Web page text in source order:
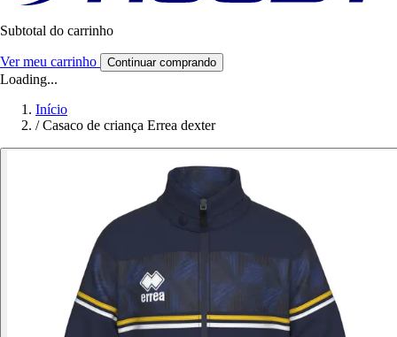
Subtotal do carrinho
Ver meu carrinho Continuar comprando
Loading...
Início
/ Casaco de criança Errea dexter